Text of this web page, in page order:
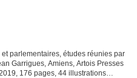
parlementaires, études réunies par
Garrigues, Amiens, Artois Presses
176 pages, 44 illustrations